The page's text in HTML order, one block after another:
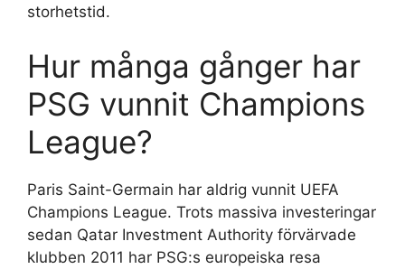
storhetstid.
Hur många gånger har
PSG vunnit Champions
League?
Paris Saint-Germain har aldrig vunnit UEFA
Champions League. Trots massiva investeringar
sedan Qatar Investment Authority förvärvade
klubben 2011 har PSG:s europeiska resa